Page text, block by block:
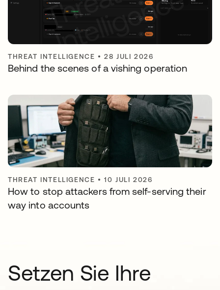
THREAT INTELLIGENCE •28 JULI 2026
Behind the scenes of a vishing operation
THREAT INTELLIGENCE •10 JULI 2026
How to stop attackers from self-serving their
way into accounts
Setzen Sie Ihre